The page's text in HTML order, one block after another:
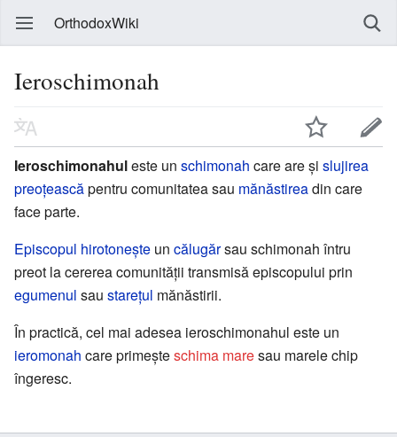
OrthodoxWiki
Ieroschimonah
Ieroschimonahuleste un schimonah care are și slujirea
preoțeascăpentru comunitatea sau mănăstireadin care
face parte.
Episcopul hirotonește un călugărsau schimonah întru
preot la cererea comunității transmisă episcopului prin
egumenul sau starețul mănăstirii.
În practică, cel mai adesea ieroschimonahul este un
ieromonah care primeșteschima maresau marele chip
îngeresc.